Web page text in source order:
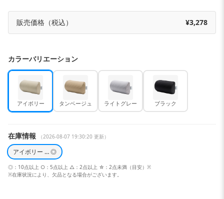
販売価格（税込） ¥3,278
カラーバリエーション
アイボリー タンベージュ ライトグレー ブラック
在庫情報 （2026-08-07 19:30:20 更新）
アイボリー … ◎
◎：10点以上 ○：5点以上 △：2点以上 ☆：2点未満（目安）※
※在庫状況により、欠品となる場合がございます。